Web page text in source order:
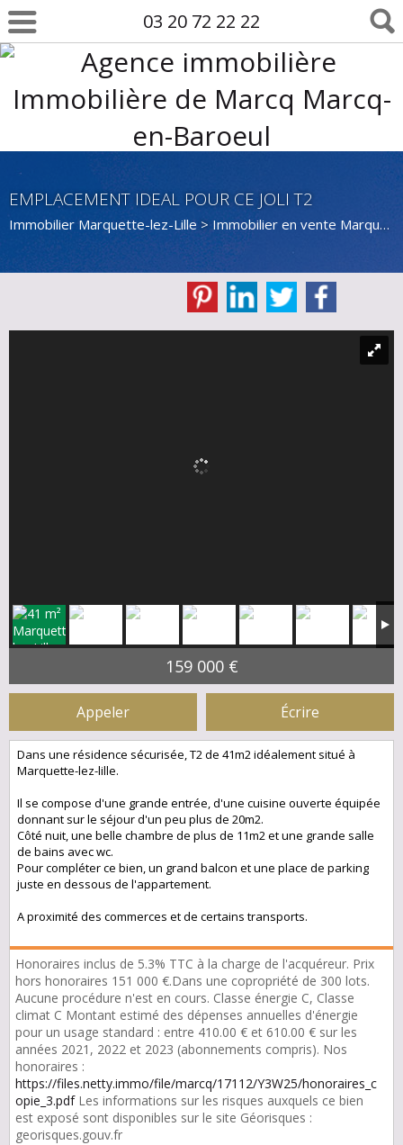
03 20 72 22 22
EMPLACEMENT IDEAL POUR CE JOLI T2
Immobilier Marquette-lez-Lille > Immobilier en vente Marquette-lez-Lille
159 000 €
Appeler Écrire
Dans une résidence sécurisée, T2 de 41m2 idéalement situé à
Marquette-lez-lille.
Il se compose d'une grande entrée, d'une cuisine ouverte équipée
donnant sur le séjour d'un peu plus de 20m2.
Côté nuit, une belle chambre de plus de 11m2 et une grande salle
de bains avec wc.
Pour compléter ce bien, un grand balcon et une place de parking
juste en dessous de l'appartement.
A proximité des commerces et de certains transports.
Honoraires inclus de 5.3% TTC à la charge de l'acquéreur. Prix
hors honoraires 151 000 €.Dans une copropriété de 300 lots.
Aucune procédure n'est en cours. Classe énergie C, Classe
climat C Montant estimé des dépenses annuelles d'énergie
pour un usage standard : entre 410.00 € et 610.00 € sur les
années 2021, 2022 et 2023 (abonnements compris). Nos
honoraires :
https://files.netty.immo/file/marcq/17112/Y3W25/honoraires_c
opie_3.pdfLes informations sur les risques auxquels ce bien
est exposé sont disponibles sur le site Géorisques :
georisques.gouv.fr